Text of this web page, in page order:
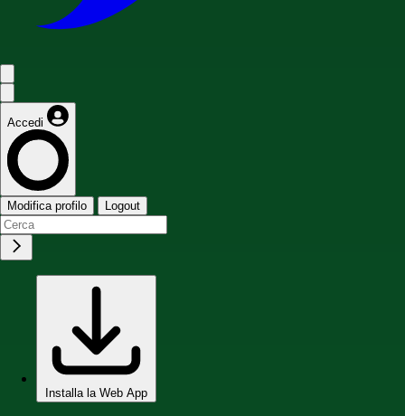
Accedi
Modifica profilo Logout
Installa la Web App